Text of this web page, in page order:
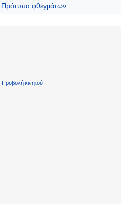
Πρότυπα φθεγμάτων
Προβολή κινητού